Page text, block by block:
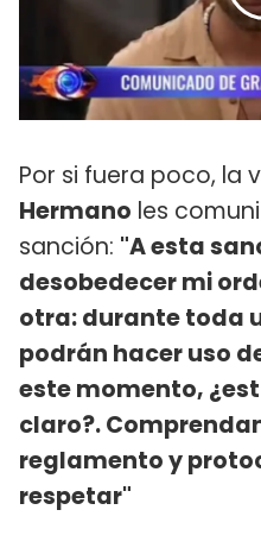
Por si fuera poco, la
Hermano les
sanción: "A esta
desobedecer mi
otra: durante toda
podrán hacer uso
este momento,
claro?.
reglamento y
respetar"